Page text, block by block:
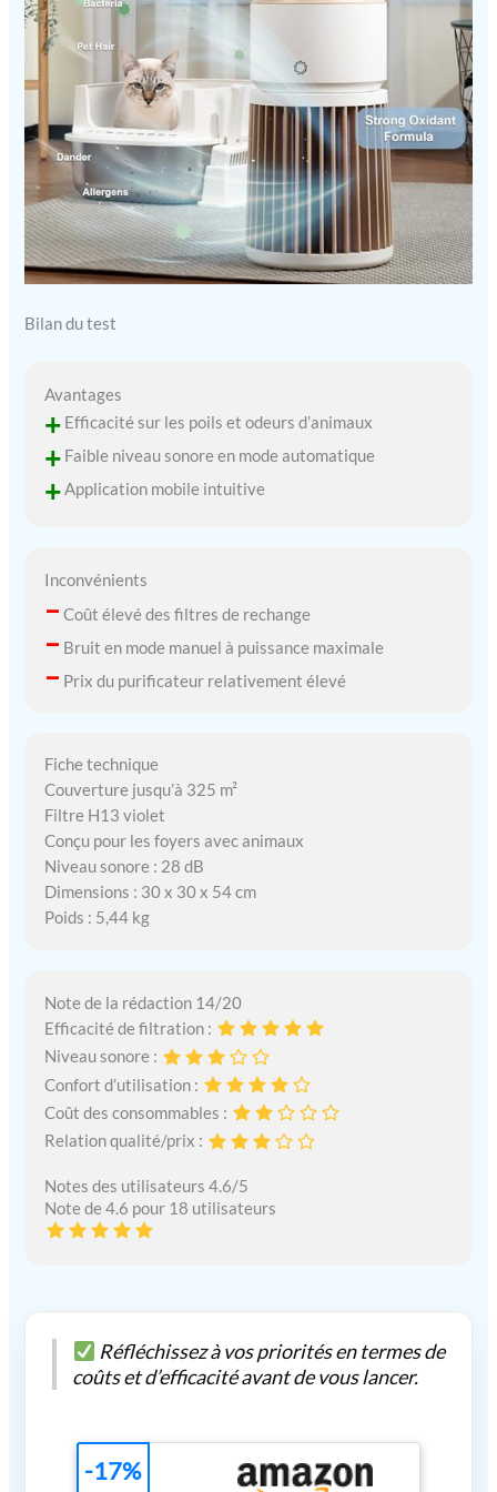
purificateur d’air depuis
n’importe où grâce à
l’application mobile
dédiée. Allumez, éteignez
ou ajustez les réglages en
temps réel pour un
confort optimal, même
lorsque vous n’êtes pas
chez vous.
Bilan du test
Avantages
+ Efficacité sur les poils et odeurs d’animaux
+ Faible niveau sonore en mode automatique
+Application mobile intuitive
Inconvénients
– Coût élevé des filtres de rechange
– Bruit en mode manuel à puissance maximale
– Prix du purificateur relativement élevé
Fiche technique
Couverture jusqu’à 325 m²
Filtre H13 violet
Conçu pour les foyers avec animaux
Niveau sonore : 28 dB
Dimensions : 30 x 30 x 54 cm
Poids : 5,44 kg
Note de la rédaction 14/20
Efficacité de filtration :
Niveau sonore :
Confort d’utilisation :
Coût des consommables :
Relation qualité/prix :
Notes des utilisateurs 4.6/5
Note de 4.6 pour 18 utilisateurs
Réfléchissez à vos priorités en termes de
coûts et d’efficacité avant de vous lancer.
-17%